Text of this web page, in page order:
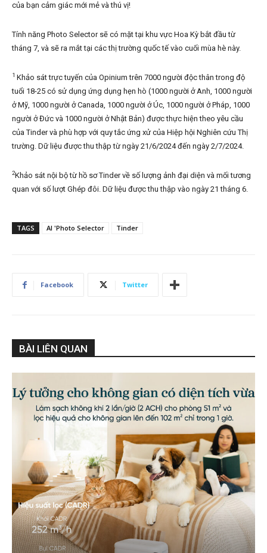
của bạn cảm giác mới mẻ và thú vị!
Tính năng Photo Selector sẽ có mặt tại khu vực Hoa Kỳ bắt đầu từ
tháng 7, và sẽ ra mắt tại các thị trường quốc tế vào cuối mùa hè này.
1 Khảo sát trực tuyến của Opinium trên 7000 người độc thân trong độ
tuổi 18-25 có sử dụng ứng dụng hẹn hò (1000 người ở Anh, 1000 người
ở Mỹ, 1000 người ở Canada, 1000 người ở Úc, 1000 người ở Pháp, 1000
người ở Đức và 1000 người ở Nhật Bản) được thực hiện theo yêu cầu
của Tinder và phù hợp với quy tắc ứng xử của Hiệp hội Nghiên cứu Thị
trường. Dữ liệu được thu thập từ ngày 21/6/2024 đến ngày 2/7/2024.
2Khảo sát nội bộ từ hồ sơ Tinder về số lượng ảnh đại diện và mối tương
quan với số lượt Ghép đôi. Dữ liệu được thu thập vào ngày 21 tháng 6.
TAGS AI 'Photo Selector Tinder
Facebook Twitter
BÀI LIÊN QUAN